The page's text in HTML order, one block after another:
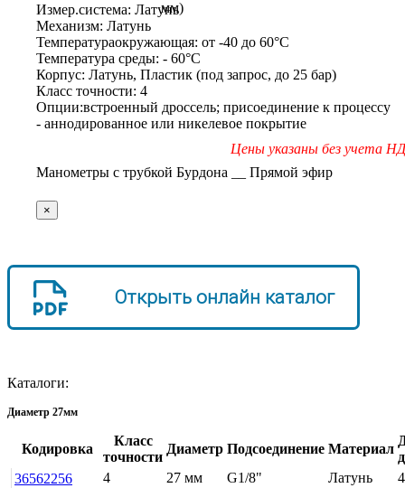
Измер.система: Латунь
Механизм: Латунь
Температураокружающая: от -40 до 60°C
Температура среды: - 60°C
Корпус: Латунь, Пластик (под запрос, до 25 бар)
Класс точности: 4
Опции:встроенный дроссель; присоединение к процессу
- аннодированное или никелевое покрытие
Цены указаны без учета
Манометры с трубкой Бурдона __ Прямой эфир
×
Открыть онлайн каталог
Каталоги:
Диаметр 27мм
Кодировка
Класс
точности
Диаметр Подсоединение Материал
36562256
4 27 мм G1/8" Латунь